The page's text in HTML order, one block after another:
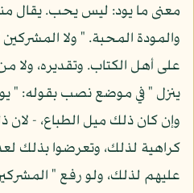
معنى ما يود: ليس يحب. يقال
والمودة المحبة. " ولا
على أهل الكتاب. وتقديره، ولا
ينزل " في موضع نصب بقوله: "
وإن كان ذلك ميل الطباع، - لان
كراهية لذلك، وتعرضوا بذلك
عليهم لذلك، ولو رفع "